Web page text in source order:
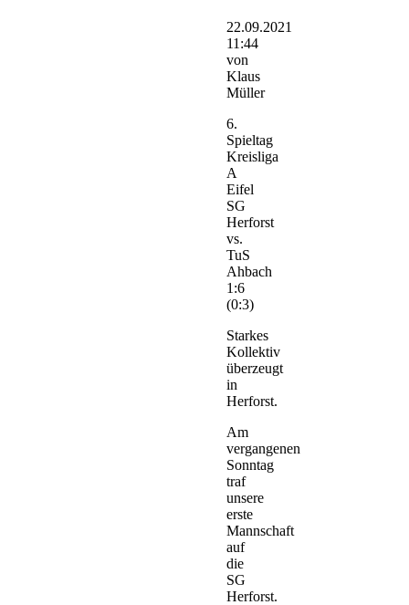
22.09.2021
11:44
von
Klaus
Müller
6.
Spieltag
Kreisliga
A
Eifel
SG
Herforst
vs.
TuS
Ahbach
1:6
(0:3)
Starkes
Kollektiv
überzeugt
in
Herforst.
Am
vergangenen
Sonntag
traf
unsere
erste
Mannschaft
auf
die
SG
Herforst.